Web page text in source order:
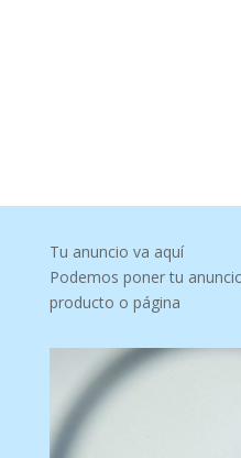
Tu anuncio va aquí
Podemos poner tu
producto o página